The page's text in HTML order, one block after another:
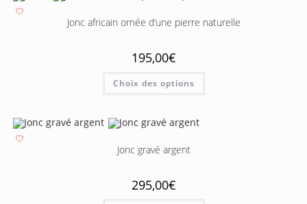
Jonc africain ornée d’une pierre naturelle
195,00€
Choix des options
Jonc gravé argent
295,00€